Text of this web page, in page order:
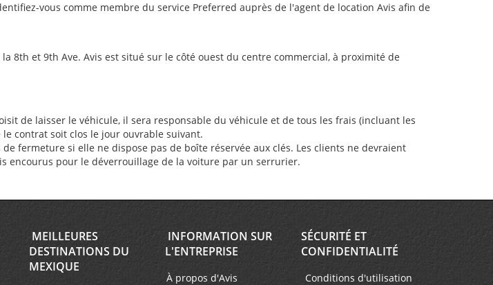
vous comme membre du service Preferred auprès de l'agent de location Avis afin de
8th et 9th Ave. Avis est situé sur le côté ouest du centre commercial, à proximité de
de laisser le véhicule, il sera responsable du véhicule et de tous les frais (incluant les
contrat soit clos le jour ouvrable suivant.
fermeture si elle ne dispose pas de boîte réservée aux clés. Les clients ne devraient
encourus pour le déverrouillage de la voiture par un serrurier.
MEILLEURES
DESTINATIONS DU
MEXIQUE
INFORMATION SUR
L'ENTREPRISE
À propos d'Avis
SÉCURITÉ ET
CONFIDENTIALITÉ
Conditions d'utilisation